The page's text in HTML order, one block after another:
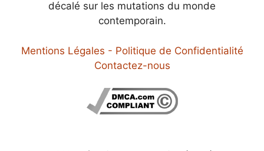
décalé sur les mutations du monde
contemporain.
Mentions Légales - Politique de Confidentialité
Contactez-nous